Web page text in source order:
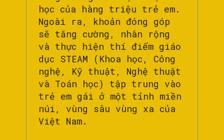
học của hàng triệu trẻ em.
Ngoài ra, khoản đóng góp
sẽ tăng cường, nhân rộng
và thực hiện thí điểm giáo
dục STEAM (Khoa học, Công
nghệ, Kỹ thuật, Nghệ thuật
và Toán học) tập trung vào
trẻ em gái ở một tỉnh miền
núi, vùng sâu vùng xa của
Việt Nam.